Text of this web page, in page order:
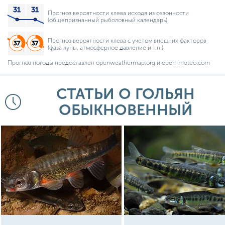
Прогноз вероятности клева исходя из сезонности
(общепризнанный рыболовный календарь)
Прогноз вероятности клева с учетом внешних факторов
(фаза луны, атмосферное давление и т.п.)
Прогноз погоды предоставлен openweathermap.org и open-meteo.com
СТАТЬИ О ГОЛЬЯН
ОБЫКНОВЕННЫЙ